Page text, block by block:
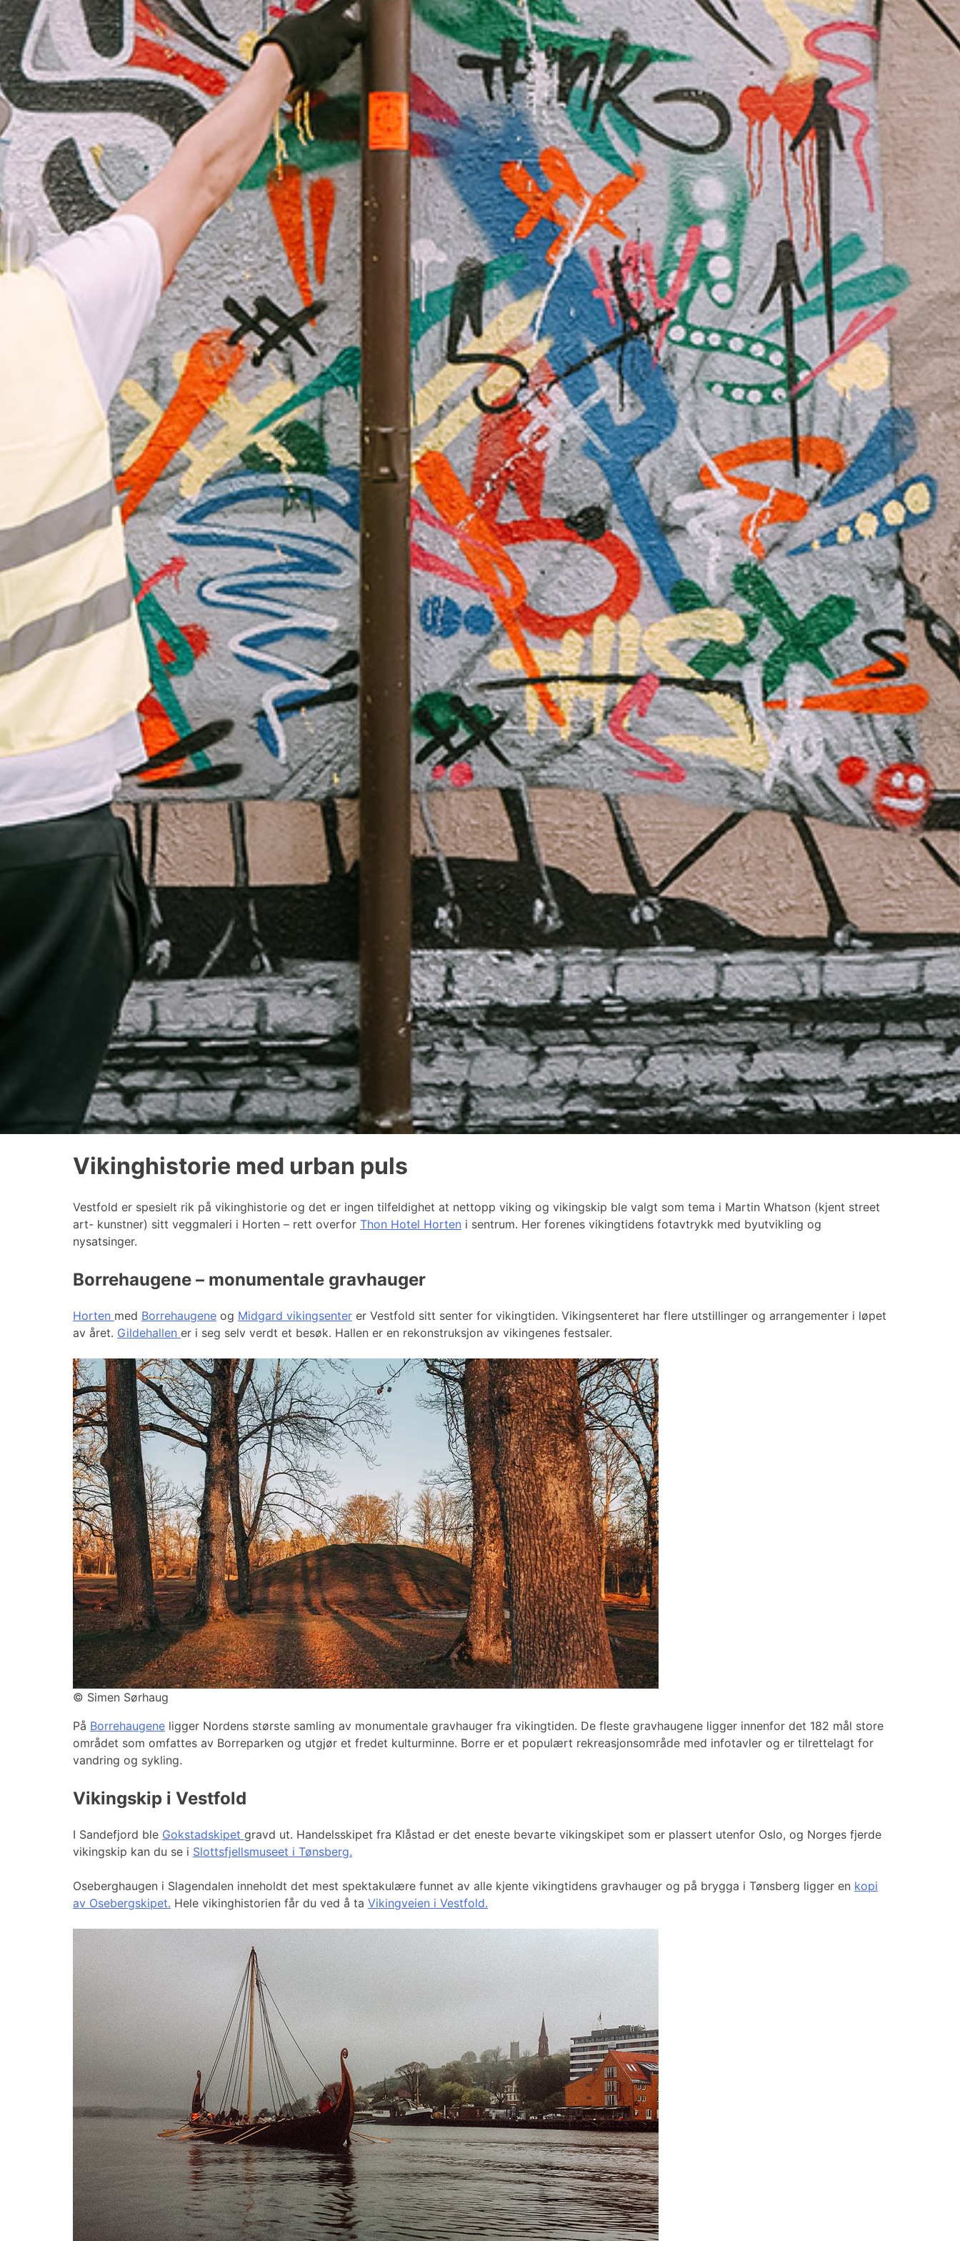
Vikinghistorie med urban puls
Vestfold er spesielt rik på vikinghistorie og det er ingen tilfeldighet at nettopp viking og vikingskip ble valgt som tema i Martin Whatson (kjent street
art- kunstner) sitt veggmaleri i Horten – rett overfor Thon Hotel Horten i sentrum. Her forenes vikingtidens fotavtrykk med byutvikling og
nysatsinger.
Borrehaugene – monumentale gravhauger
Horten med Borrehaugene og Midgard vikingsenter er Vestfold sitt senter for vikingtiden. Vikingsenteret har flere utstillinger og arrangementer i løpet
av året. Gildehallen er i seg selv verdt et besøk. Hallen er en rekonstruksjon av vikingenes festsaler.
© Simen Sørhaug
På Borrehaugene ligger Nordens største samling av monumentale gravhauger fra vikingtiden. De fleste gravhaugene ligger innenfor det 182 mål store
området som omfattes av Borreparken og utgjør et fredet kulturminne. Borre er et populært rekreasjonsområde med infotavler og er tilrettelagt for
vandring og sykling.
Vikingskip i Vestfold
I Sandefjord ble Gokstadskipet gravd ut. Handelsskipet fra Klåstad er det eneste bevarte vikingskipet som er plassert utenfor Oslo, og Norges fjerde
vikingskip kan du se i Slottsfjellsmuseet i Tønsberg.
Oseberghaugen i Slagendalen inneholdt det mest spektakulære funnet av alle kjente vikingtidens gravhauger og på brygga i Tønsberg ligger en kopi
av Osebergskipet. Hele vikinghistorien får du ved å ta Vikingveien i Vestfold.